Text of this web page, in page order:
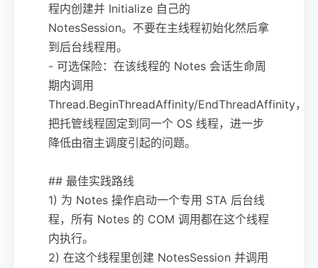
程内创建并 Initialize 自己的
NotesSession。不要在主线程初始化然后拿
到后台线程用。
- 可选保险：在该线程的 Notes 会话生命周
期内调用
Thread.BeginThreadAffinity/EndThreadAffinity，
把托管线程固定到同一个 OS 线程，进一步
降低由宿主调度引起的问题。
## 最佳实践路线
1) 为 Notes 操作启动一个专用 STA 后台线
程，所有 Notes 的 COM 调用都在这个线程
内执行。
2) 在这个线程里创建 NotesSession 并调用